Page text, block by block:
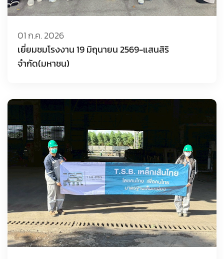
01 ก.ค. 2026
เยี่ยมชมโรงงาน 19 มิถุนายน 2569-แสนสิริ
จำกัด(มหาชน)